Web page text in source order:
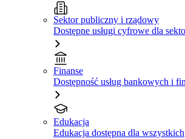
Sektor publiczny i rządowy
Dostępne usługi cyfrowe dla
Finanse
Dostępność usług bankowych i
Edukacja
Edukacja dostępna dla wszystkich